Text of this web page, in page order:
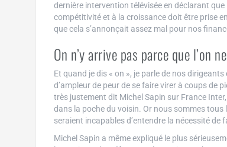
dernière intervention télévisée en déclarant
compétitivité et à la croissance doit être prise
que cela s’annonçait assez mal pour nos
On n’y arrive pas parce que l’on
Et quand je dis « on », je parle de nos
d’ampleur de peur de se faire virer à coups de
très justement dit Michel Sapin sur France
dans la poche du voisin. Or nous sommes tous
seraient incapables d’entendre la nécessité
Michel Sapin a même expliqué le plus